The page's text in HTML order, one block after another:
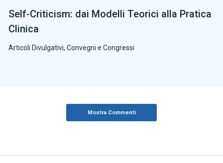
Self-Criticism: dai Modelli Teorici alla Pratica
Clinica
Articoli Divulgativi, Convegni e Congressi
Mostra Commenti